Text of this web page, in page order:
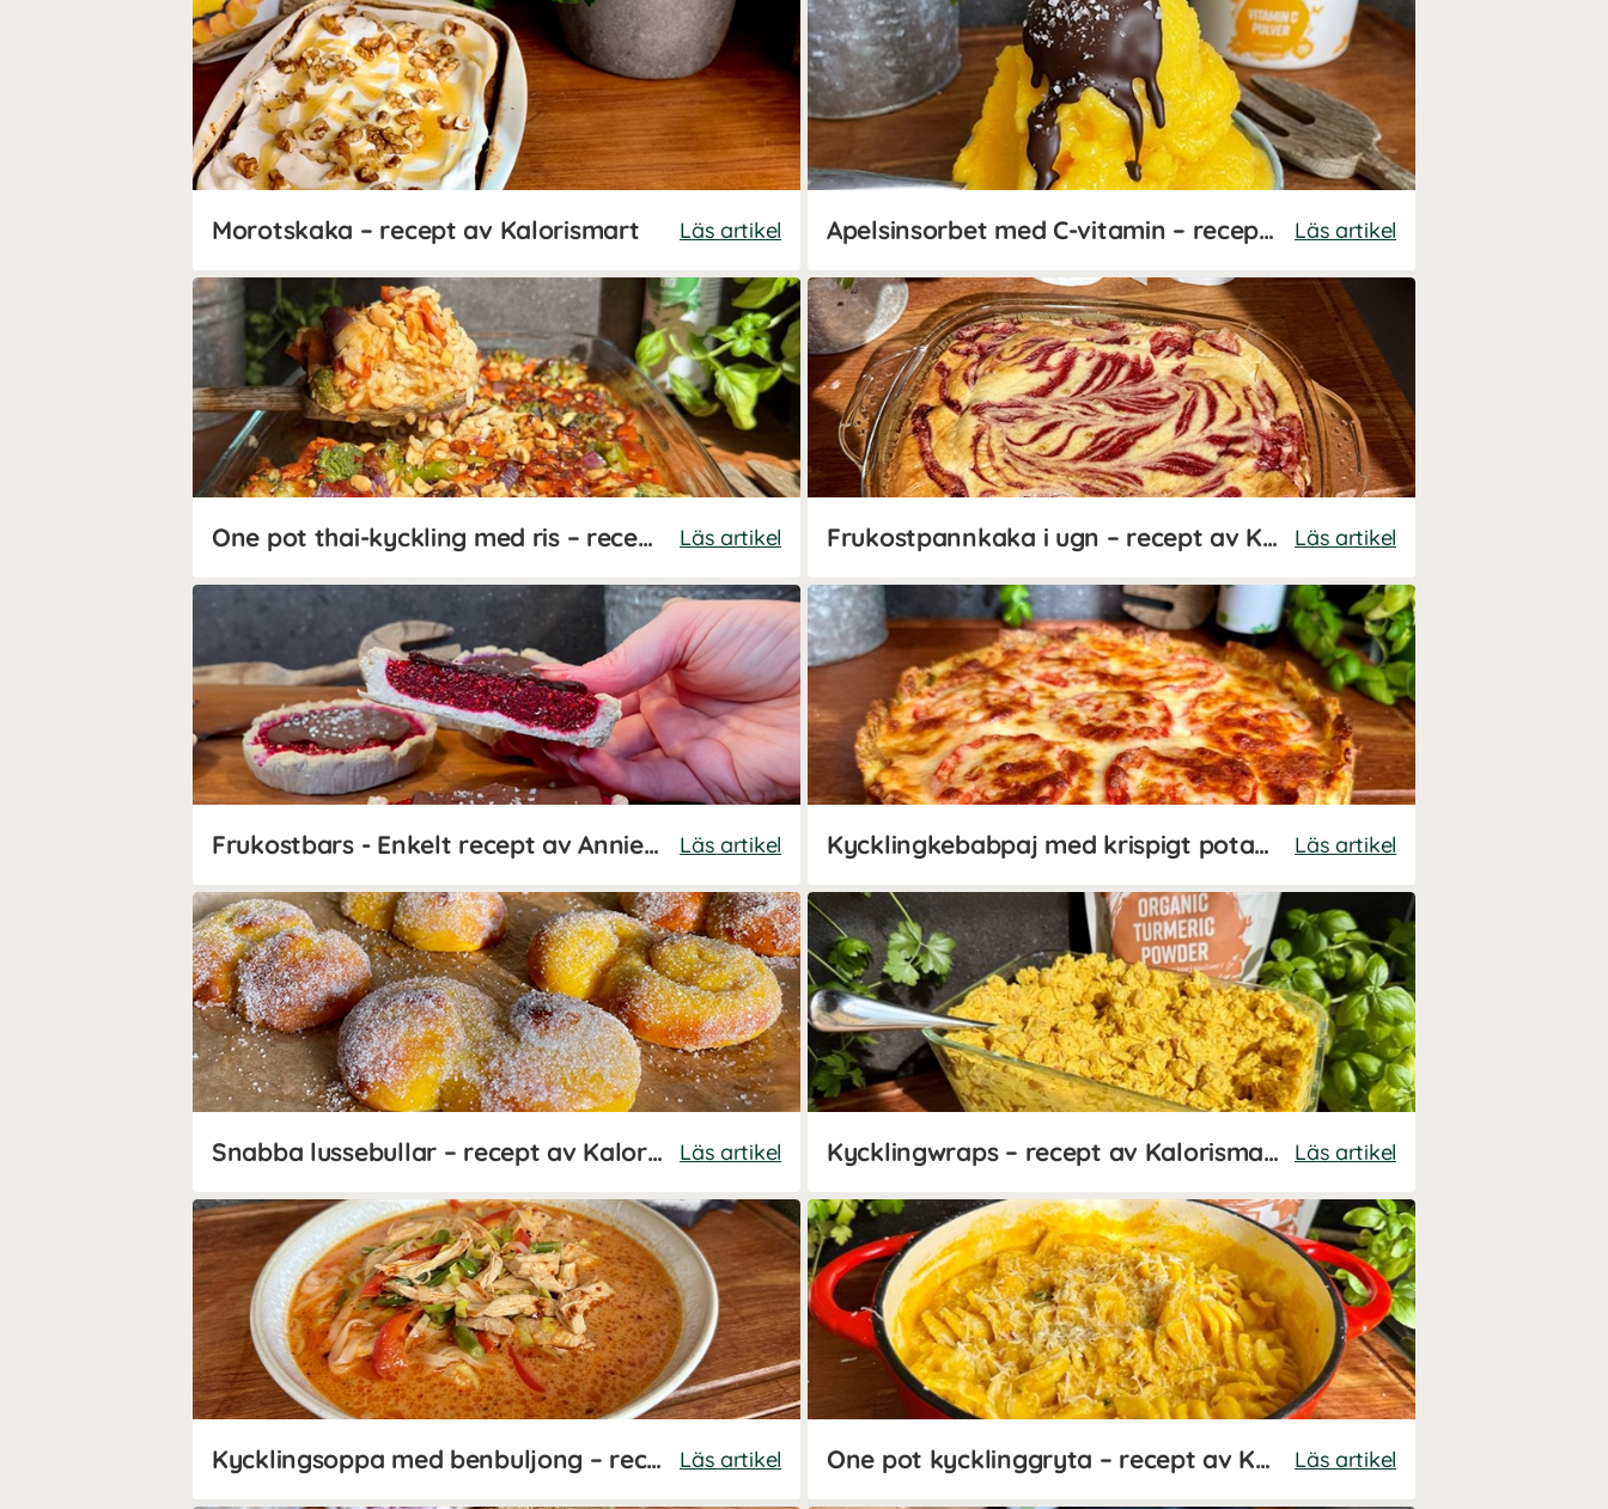
Morotskaka – recept av Kalorismart Läs artikel Apelsinsorbet med C-vitamin – recept av Kalorismart Läs artikel
One pot thai-kyckling med ris – recept av Kalorismart Läs artikel Frukostpannkaka i ugn – recept av Kalorismart Läs artikel
Frukostbars - Enkelt recept av Annie Erfass (Kalorismart) Läs artikel Kycklingkebabpaj med krispigt potatisskal – recept av Kalorismart Läs artikel
Snabba lussebullar – recept av Kalorismart Läs artikel Kycklingwraps – recept av Kalorismart Läs artikel
Kycklingsoppa med benbuljong – recept av Kalorismart Läs artikel One pot kycklinggryta – recept av Kalorismart Läs artikel